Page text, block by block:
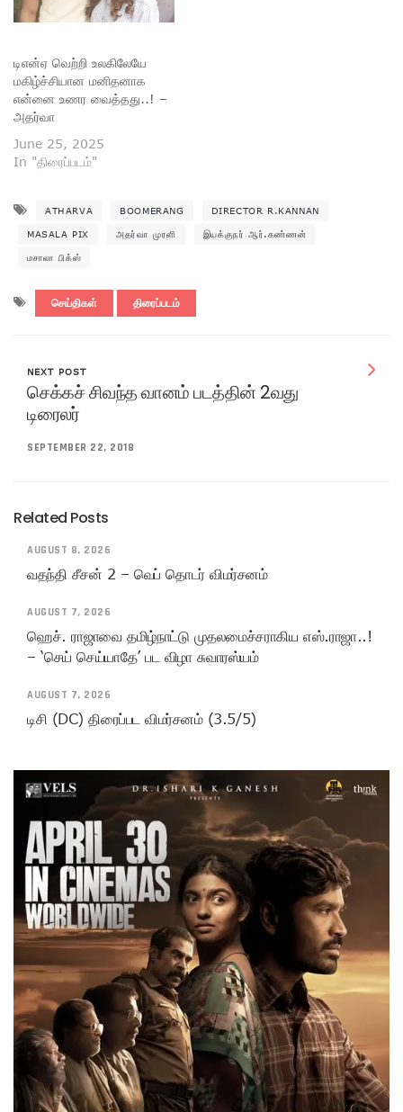
கும்பலொன்று இருக்க,
அவர்கள் இந்த ஆறு பேரில்
நால்வரும் அவர்களிடமிருந்து
தப்பிக்க முயற்சிக்கிறார்கள்.
அந்த முயற்சியில்…
டிஎன்ஏ வெற்றி உலகிலேயே
மகிழ்ச்சியான மனிதனாக
என்னை உணர வைத்தது..! –
அதர்வா
June 25, 2025
In "திரைப்படம்"
ATHARVA BOOMERANG DIRECTOR R.KANNAN
MASALA PIX அதர்வா முரளி இயக்குநர் ஆர்.கண்ணன்
மசாலா பிக்ஸ்
செய்திகள் திரைப்படம்
NEXT POST
செக்கச் சிவந்த வானம் படத்தின் 2வது
டிரைலர்
SEPTEMBER 22, 2018
Related Posts
AUGUST 8, 2026
வதந்தி சீசன் 2 – வெப் தொடர் விமர்சனம்
AUGUST 7, 2026
ஹெச். ராஜாவை தமிழ்நாட்டு முதலமைச்சராகிய எஸ்.ராஜா..!
– ‘செய் செய்யாதே’ பட விழா சுவாரஸ்யம்
AUGUST 7, 2026
டிசி (DC) திரைப்பட விமர்சனம் (3.5/5)